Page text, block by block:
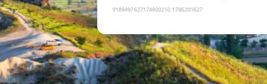
9189497627174800210:1786201627